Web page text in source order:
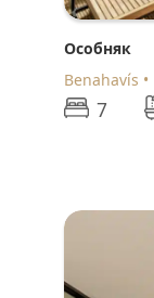
Особняк
Benahavís
7